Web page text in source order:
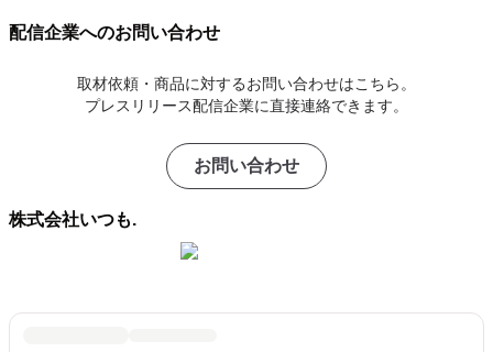
配信企業へのお問い合わせ
取材依頼・商品に対するお問い合わせはこちら。
プレスリリース配信企業に直接連絡できます。
お問い合わせ
株式会社いつも.